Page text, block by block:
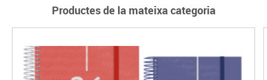
Productes de la mateixa categoria